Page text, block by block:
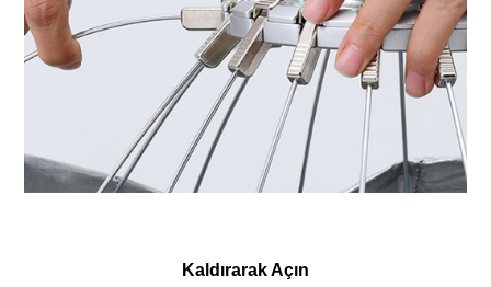
Kaldırarak Açın